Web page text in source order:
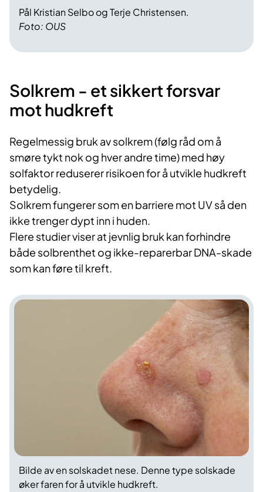
Foto: OUS
Pål Kristian Selbo og Terje Christensen.
Solkrem - et sikkert forsvar
mot hudkreft
Regelmessig bruk av solkrem (følg råd om å
smøre tykt nok og hver andre time) med høy
solfaktor reduserer risikoen for å utvikle hudkreft
betydelig.
Solkrem fungerer som en barriere mot UV så den
ikke trenger dypt inn i huden.
Flere studier viser at jevnlig bruk kan forhindre
både solbrenthet og ikke-reparerbar DNA-skade
som kan føre til kreft.
Bilde av en solskadet nese. Denne type solskade
øker faren for å utvikle hudkreft.